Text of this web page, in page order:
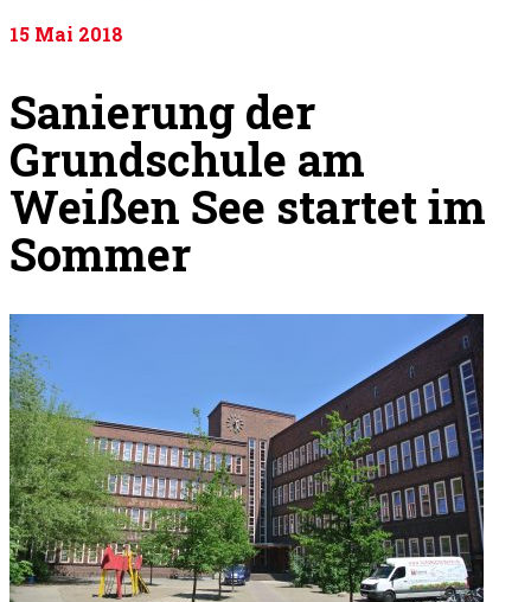
15 Mai 2018
Sanierung der
Grundschule am
Weißen See startet im
Sommer